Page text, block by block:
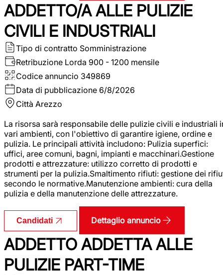
ADDETTO/A ALLE PULIZIE
CIVILI E INDUSTRIALI
Tipo di contratto Somministrazione
Retribuzione Lorda 900 - 1200 mensile
Codice annuncio 349869
Data di pubblicazione 6/8/2026
Città Arezzo
La risorsa sarà responsabile delle pulizie civili e industriali
vari ambienti, con l'obiettivo di garantire igiene, ordine e
pulizia. Le principali attività includono: Pulizia superfici:
uffici, aree comuni, bagni, impianti e macchinari.Gestione
prodotti e attrezzature: utilizzo corretto di prodotti e
strumenti per la pulizia.Smaltimento rifiuti: gestione dei
secondo le normative.Manutenzione ambienti: cura della
pulizia e della manutenzione delle attrezzature.
Candidati Dettaglio annuncio
ADDETTO ADDETTA ALLE
PULIZIE PART-TIME